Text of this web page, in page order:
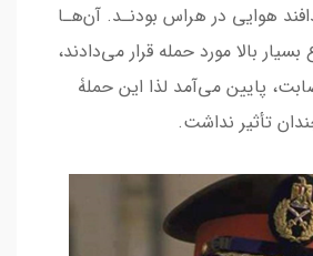
ﻫﻮاﯾﯽ در ﻫﺮاس ﺑﻮدﻧـﺪ. آنﻫـﺎ
ﺑﺴﯿﺎر ﺑﺎﻻ ﻣﻮرد ﺣﻤﻠﻪ ﻗﺮار ﻣﯽدادﻧﺪ،
ﭘﺎﯾﯿﻦ ﻣﯽآﻣﺪ ﻟﺬا اﯾﻦ ﺣﻤﻠﮥ
ﺗﺄﺛﯿﺮ ﻧﺪاﺷﺖ.